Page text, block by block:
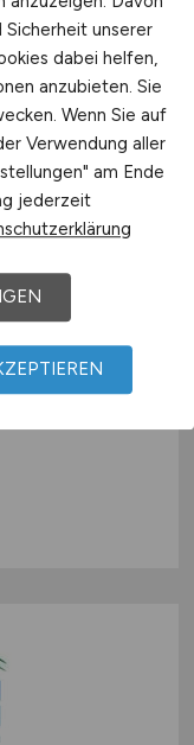
unserer
dabei helfen,
anzubieten. Sie
Wenn Sie auf
Verwendung aller
am Ende
jederzeit